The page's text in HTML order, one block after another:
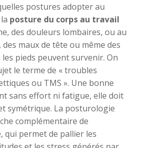
postures adopter au
posture du corps au travail
des douleurs lombaires, ou au
des maux de tête ou même des
pieds peuvent survenir. On
le terme de « troubles
ou TMS ». Une bonne
sans effort ni fatigue, elle doit
symétrique. La posturologie
complémentaire de
qui permet de pallier les